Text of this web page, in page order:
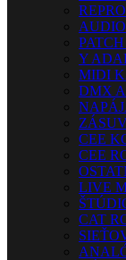
Y
MIDI
DMX
CEE
CEE
LIVE
CAT